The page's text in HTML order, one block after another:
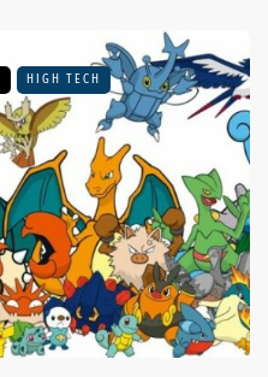
HIGH TECH